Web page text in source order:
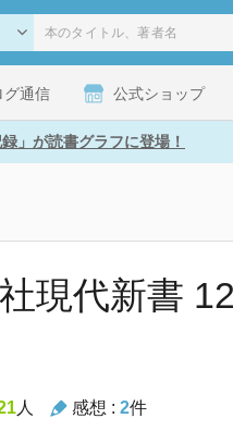
グ通信 公式ショップ
」が読書グラフに登場！
現代新書
人 感想 : 2件